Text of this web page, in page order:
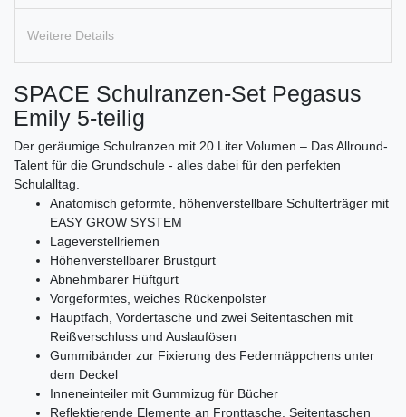
Weitere Details
SPACE Schulranzen-Set Pegasus
Emily 5-teilig
Der geräumige Schulranzen mit 20 Liter Volumen – Das Allround-
Talent für die Grundschule - alles dabei für den perfekten
Schulalltag.
Anatomisch geformte, höhenverstellbare Schulterträger mit
EASY GROW SYSTEM
Lageverstellriemen
Höhenverstellbarer Brustgurt
Abnehmbarer Hüftgurt
Vorgeformtes, weiches Rückenpolster
Hauptfach, Vordertasche und zwei Seitentaschen mit
Reißverschluss und Auslaufösen
Gummibänder zur Fixierung des Federmäppchens unter
dem Deckel
Inneneinteiler mit Gummizug für Bücher
Reflektierende Elemente an Fronttasche, Seitentaschen